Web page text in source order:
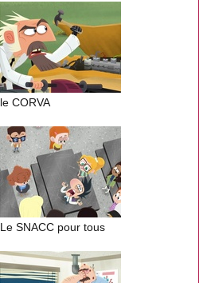
le CORVA
Le SNACC pour tous